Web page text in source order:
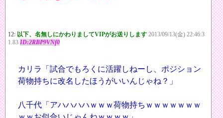
12: 以下、名無しにかわりましてVIPがお送りします 2013/09/13(金) 22:46:3
1.83 ID:2RBP9VNf0
カリラ「試合でもろくに活躍しねーし、ポジション
荷物持ちに改名したほうがいいんじゃね？」
八千代「アハハハハｗｗｗ荷物持ちｗｗｗｗｗｗｗ